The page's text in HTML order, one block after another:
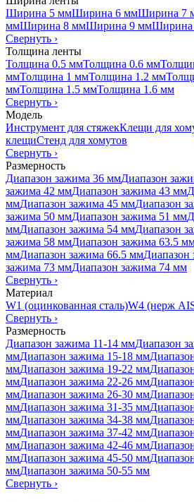
Ширина 5 ммШирина 6 ммШирина 7
ммШирина 8 ммШирина 9 ммШирина
Свернуть ›
Толщина ленты
Толщина 0.5 ммТолщина 0.6 мм
ммТолщина 1 ммТолщина 1.2 мм
ммТолщина 1.5 ммТолщина 1.6 мм
Свернуть ›
Модель
Инструмент для стяжекКлещи для
клещиСтенд для хомутов
Свернуть ›
Размерность
Диапазон зажима 36 ммДиапазон
зажима 42 ммДиапазон зажима 43 мм
ммДиапазон зажима 45 ммДиапазон
зажима 50 ммДиапазон зажима 51 мм
ммДиапазон зажима 54 ммДиапазон
зажима 58 ммДиапазон зажима 63.5
ммДиапазон зажима 66.5 ммДиапазон
зажима 73 ммДиапазон зажима 74 мм
Свернуть ›
Материал
W1 (оцинкованная сталь)W4 (нерж
Свернуть ›
Размерность
Диапазон зажима 11-14 ммДиапазон
ммДиапазон зажима 15-18 мм
ммДиапазон зажима 19-22 мм
ммДиапазон зажима 22-26 мм
ммДиапазон зажима 26-30 мм
ммДиапазон зажима 31-35 мм
ммДиапазон зажима 34-38 мм
ммДиапазон зажима 37-42 мм
ммДиапазон зажима 42-46 мм
ммДиапазон зажима 45-50 мм
ммДиапазон зажима 50-55 мм
Свернуть ›